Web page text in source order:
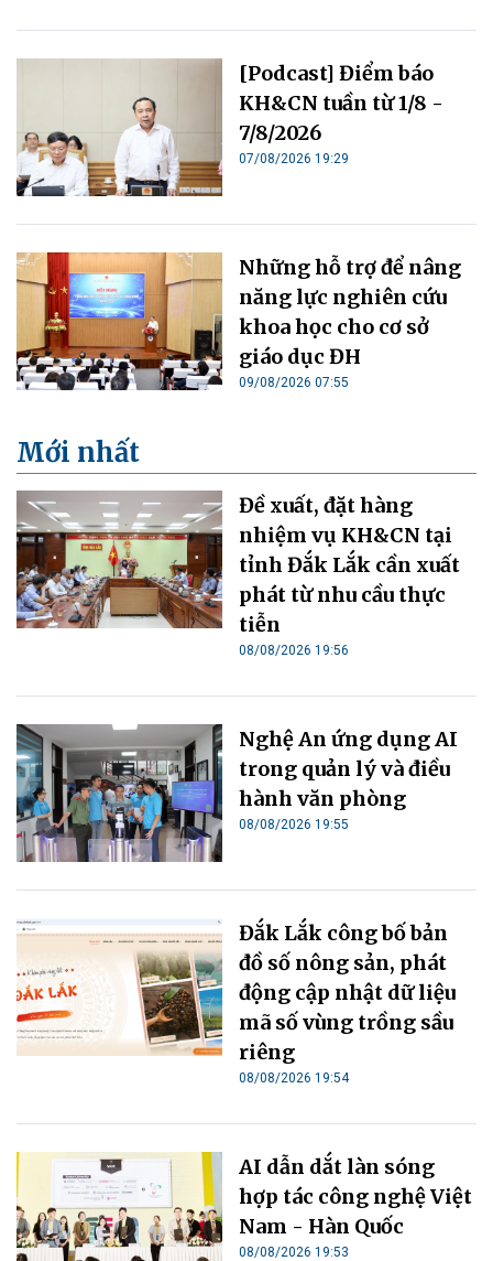
[Podcast] Điểm báo
KH&CN tuần từ 1/8 -
7/8/2026
07/08/2026 19:29
Những hỗ trợ để nâng
năng lực nghiên cứu
khoa học cho cơ sở
giáo dục ĐH
09/08/2026 07:55
Mới nhất
Đề xuất, đặt hàng
nhiệm vụ KH&CN tại
tỉnh Đắk Lắk cần xuất
phát từ nhu cầu thực
tiễn
08/08/2026 19:56
Nghệ An ứng dụng AI
trong quản lý và điều
hành văn phòng
08/08/2026 19:55
Đắk Lắk công bố bản
đồ số nông sản, phát
động cập nhật dữ liệu
mã số vùng trồng sầu
riêng
08/08/2026 19:54
AI dẫn dắt làn sóng
hợp tác công nghệ Việt
Nam - Hàn Quốc
08/08/2026 19:53